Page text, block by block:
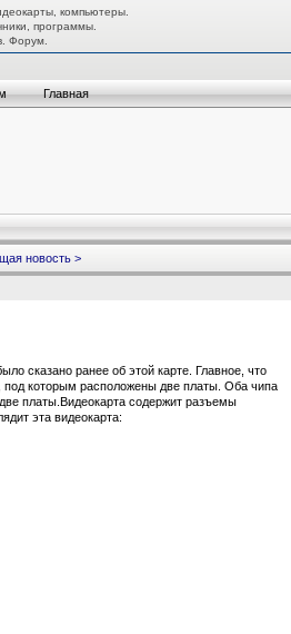
компьютеры.
программы.
Форум.
Главная
новость >
сказано ранее об этой карте. Главное, что
под которым расположены две платы. Оба чипа
платы.Видеокарта содержит разъемы
эта видеокарта: